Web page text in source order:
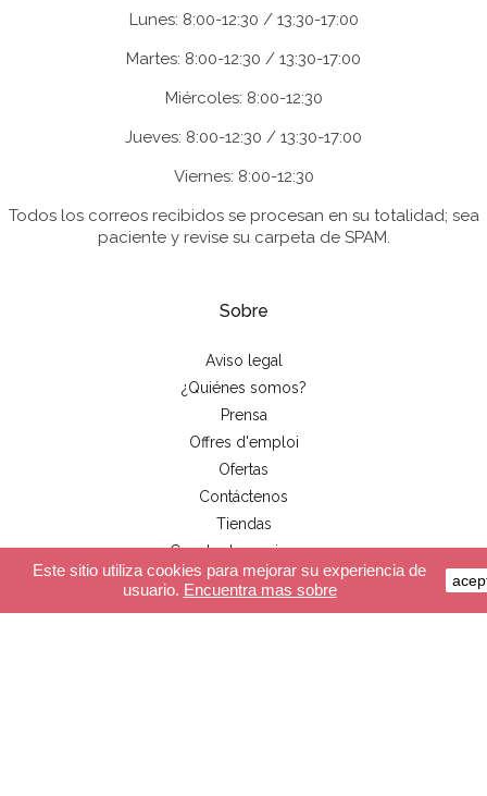
Lunes: 8:00-12:30 / 13:30-17:00
Martes: 8:00-12:30 / 13:30-17:00
Miércoles: 8:00-12:30
Jueves: 8:00-12:30 / 13:30-17:00
Viernes: 8:00-12:30
Todos los correos recibidos se procesan en su totalidad; sea
paciente y revise su carpeta de SPAM.
Sobre
Aviso legal
¿Quiénes somos?
Prensa
Offres d'emploi
Ofertas
Contáctenos
Tiendas
Cuenta de usario pro
Este sitio utiliza cookies para mejorar su experiencia de
usuario. Encuentra mas sobre